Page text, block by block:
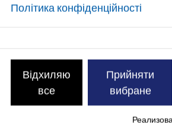
повинні
Послуга, Водій-
Випробувальне
посвідчення,
призначення
Політика конфіденційності
Відхиляю
все
Прийняти
вибране